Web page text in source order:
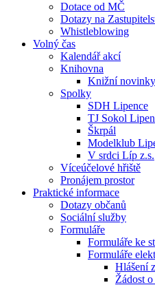
Dotace od MČ
Dotazy na
Whistleblowing
Volný čas
Kalendář akcí
Knihovna
Knižní novinky
Spolky
SDH Lipence
TJ Sokol
Škrpál
Modelklub
V srdci Líp z.s.
Víceúčelové hřiště
Pronájem prostor
Praktické informace
Dotazy občanů
Sociální služby
Formuláře
Formuláře ke
Formuláře
Hlášení
Žádost